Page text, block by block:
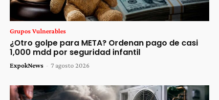
Grupos Vulnerables
¿Otro golpe para META? Ordenan pago de casi
1,000 mdd por seguridad infantil
ExpokNews - 7 agosto 2026